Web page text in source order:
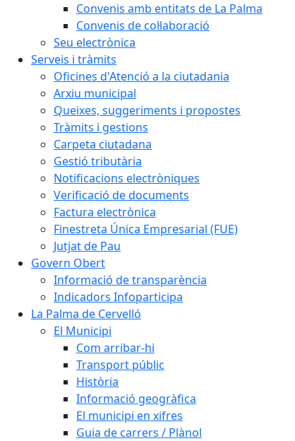
Convenis amb entitats de La Palma
Convenis de col·laboració
Seu electrònica
Serveis i tràmits
Oficines d'Atenció a la ciutadania
Arxiu municipal
Queixes, suggeriments i propostes
Tràmits i gestions
Carpeta ciutadana
Gestió tributària
Notificacions electròniques
Verificació de documents
Factura electrònica
Finestreta Única Empresarial (FUE)
Jutjat de Pau
Govern Obert
Informació de transparència
Indicadors Infoparticipa
La Palma de Cervelló
El Municipi
Com arribar-hi
Transport públic
Història
Informació geogràfica
El municipi en xifres
Guia de carrers / Plànol